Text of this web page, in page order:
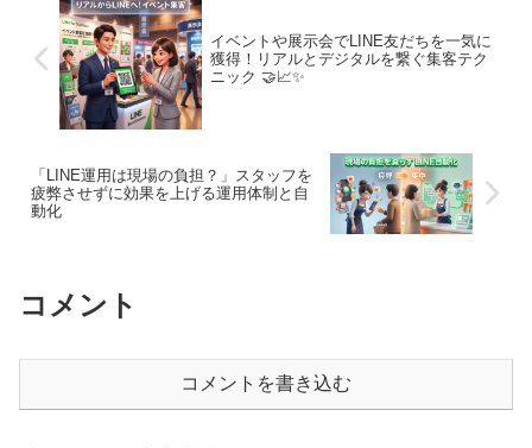
イベントや展示会でLINE友だちを一気に
獲得！リアルとデジタルを繋ぐ集客テク
ニック 🤝📈✨
「LINE運用は現場の負担？」スタッフを
疲弊させずに効果を上げる運用体制と自
動化
コメント
コメントを書き込む